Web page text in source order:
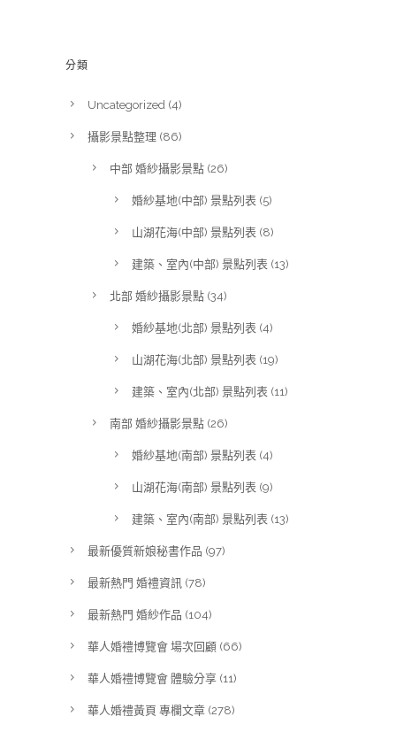
分類
Uncategorized (4)
攝影景點整理 (86)
中部 婚紗攝影景點 (26)
婚紗基地(中部) 景點列表 (5)
山湖花海(中部) 景點列表 (8)
建築、室內(中部) 景點列表 (13)
北部 婚紗攝影景點 (34)
婚紗基地(北部) 景點列表 (4)
山湖花海(北部) 景點列表 (19)
建築、室內(北部) 景點列表 (11)
南部 婚紗攝影景點 (26)
婚紗基地(南部) 景點列表 (4)
山湖花海(南部) 景點列表 (9)
建築、室內(南部) 景點列表 (13)
最新優質新娘秘書作品 (97)
最新熱門 婚禮資訊 (78)
最新熱門 婚紗作品 (104)
華人婚禮博覽會 場次回顧 (66)
華人婚禮博覽會 體驗分享 (11)
華人婚禮黃頁 專欄文章 (278)